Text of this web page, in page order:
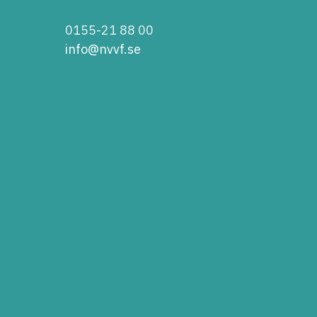
0155-21 88 00
info@nvvf.se